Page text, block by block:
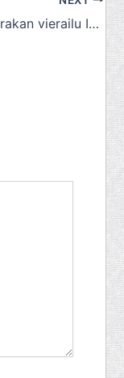
14.1.2016 Timo Harakan vierailu Imatralla